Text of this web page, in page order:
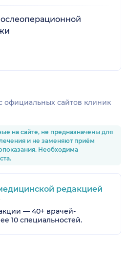
официальных сайтов клиник
на сайте, не предназначены для
и не заменяют приём
Необходима
редакцией
— 40+ врачей-
10 специальностей.